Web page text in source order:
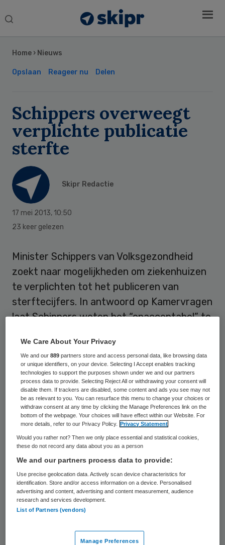
Search
Home › Nieuws
Opslaan Reageer nu Delen
Schippers overweegt
verplichte publicatie
sterfte
Skipr Redactie
17 mei 2013, 10:50
23 keer gelezen
Minister Schippers van Volksgezondheid
zoekt naar mogelijkheden om ziekenhuizen
te verplichten tot het publiceren van
sterftecijfers. In antwoord op Kamervragen
laat Schippers weten het “onacceptabel” te
publiceren vanwege een onvolledige
registratie.
Momenteel bestaat er geen formele
verplichting tot het publiceren van
sterftecijfers. Wel hebben
brancheorganisaties NVZ en NFU zich in
2009 gecommitteerd aan publicatie van
sterftecijfers door de ziekenhuissector en
de doorontwikkeling van het model voor
gestandaardiseerde sterftecijfers. “Echter,
ik constateer dat deze toezegging tot op
”, laat Schippers de Tweede Kamer
Sidebar
We Care About Your Privacy
We and our889 partners store and access personal data, like browsing data
or unique identifiers, on your device. Selecting I Accept enables tracking
technologies to support the purposes shown under we and our partners
process data to provide. Selecting Reject All or withdrawing your consent will
disable them. If trackers are disabled, some content and ads you see may not
be as relevant to you. You can resurface this menu to change your choices or
withdraw consent at any time by clicking the Manage Preferences link on the
bottom of the webpage. Your choices will have effect within our Website. For
more details, refer to our Privacy Policy.
Privacy Statement
Would you rather not? Then we only place essential and statistical cookies,
these do not record any data about you as a person
We and our partners process data to provide:
Use precise geolocation data. Actively scan device characteristics for
identification. Store and/or access information on a device. Personalised
advertising and content, advertising and content measurement, audience
research and services development.
List of Partners (vendors)
Manage Preferences